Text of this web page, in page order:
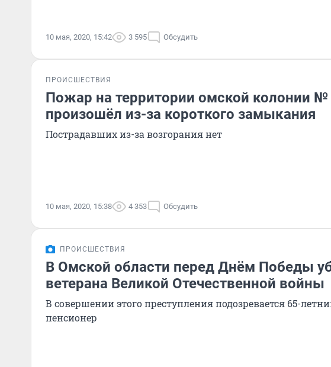
10 мая, 2020, 15:42 3 595 Обсудить
ПРОИСШЕСТВИЯ
Пожар на территории омской колонии №
произошёл из-за короткого замыкания
Пострадавших из-за возгорания нет
10 мая, 2020, 15:38 4 353 Обсудить
ПРОИСШЕСТВИЯ
В Омской области перед Днём Победы
ветерана Великой Отечественной войны
В совершении этого преступления подозревается 65-
пенсионер